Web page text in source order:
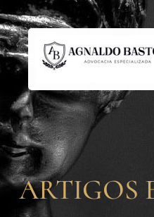
ARTIGOS